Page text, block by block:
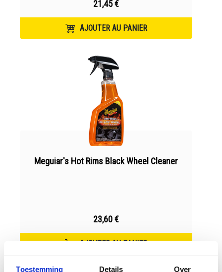
Toestemming Details Over
21,45 €
AJOUTER AU PANIER
Meguiar's Hot Rims Black Wheel Cleaner
23,60 €
AJOUTER AU PANIER